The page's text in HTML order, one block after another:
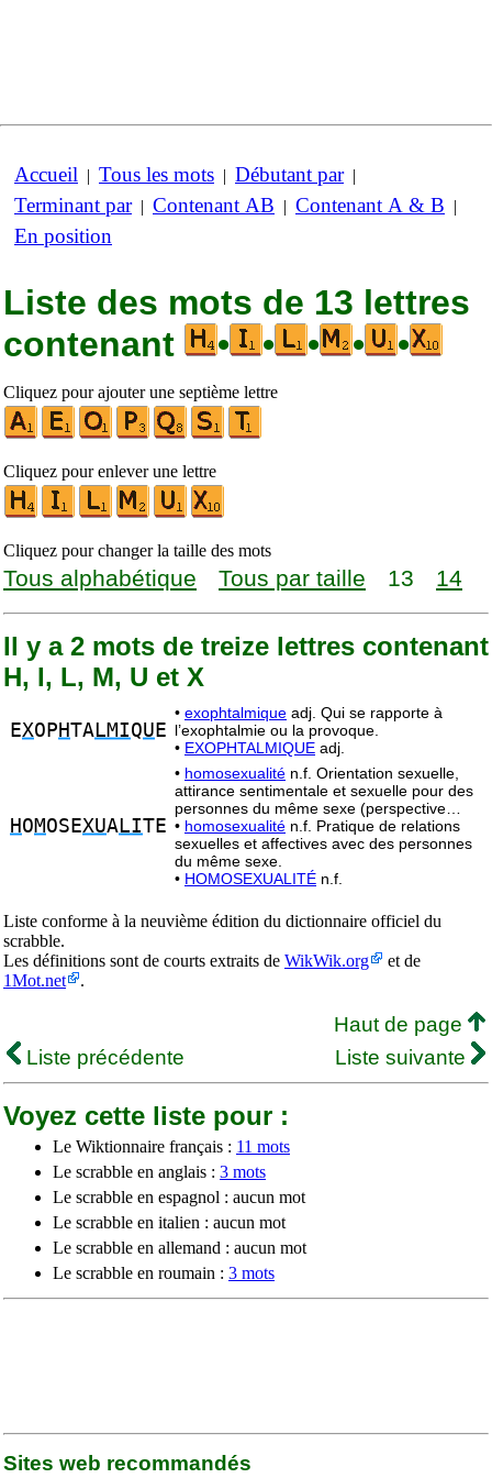
Accueil | Tous les mots | Débutant par|
Terminant par| Contenant AB | Contenant A & B |
En position
Liste des mots de 13 lettres
contenant
• • • • •
Cliquez pour ajouter une septième lettre
Cliquez pour enlever une lettre
Cliquez pour changer la taille des mots
Tous alphabétique Tous par taille 13 14
Il y a 2 mots de treize lettres contenant
H, I, L, M, U et X
EXOP HTALMIQU E
• exophtalmique adj. Qui se rapporte à
l’exophtalmie ou la provoque.
• EXOPHTALMIQUE adj.
H OMOSEXUALITE
• homosexualité n.f. Orientation sexuelle,
attirance sentimentale et sexuelle pour des
personnes du même sexe (perspective…
• homosexualité n.f. Pratique de relations
sexuelles et affectives avec des personnes
du même sexe.
• HOMOSEXUALITÉ n.f.
Liste conforme à la neuvième édition du dictionnaire officiel du
scrabble.
Les définitions sont de courts extraits de WikWik.org
et de
1Mot.net
.
Haut de page
Liste précédente
Liste suivante
Voyez cette liste pour :
Le Wiktionnaire français : 11 mots
Le scrabble en anglais : 3 mots
Le scrabble en espagnol : aucun mot
Le scrabble en italien : aucun mot
Le scrabble en allemand : aucun mot
Le scrabble en roumain : 3 mots
Sites web recommandés